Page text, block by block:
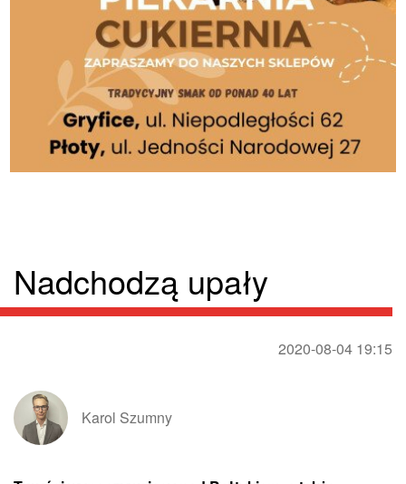
Nadchodzą upały
2020-08-04 19:15
Karol Szumny